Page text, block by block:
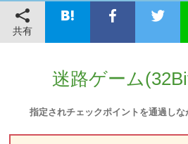
共有
迷路ゲーム
指定されチェックポイントを通過し